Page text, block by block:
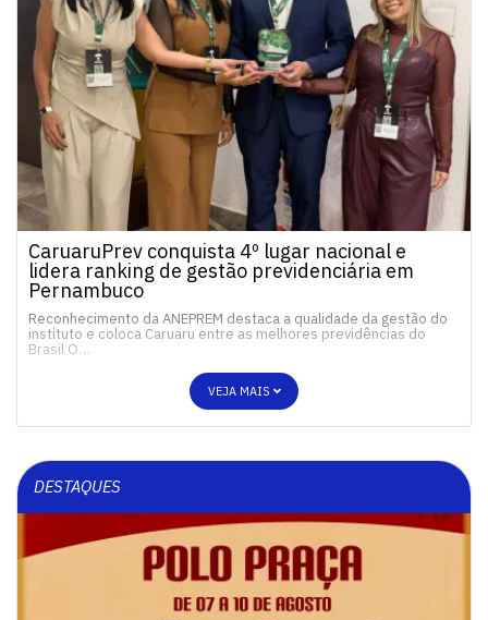
CaruaruPrev conquista 4º lugar nacional e
lidera ranking de gestão previdenciária em
Pernambuco
Reconhecimento da ANEPREM destaca a qualidade da gestão do
instituto e coloca Caruaru entre as melhores previdências do
Brasil O…
VEJA MAIS
DESTAQUES